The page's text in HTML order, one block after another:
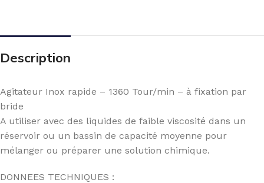
Description
Agitateur Inox rapide – 1360 Tour/min – à fixation par
bride
A utiliser avec des liquides de faible viscosité dans un
réservoir ou un bassin de capacité moyenne pour
mélanger ou préparer une solution chimique.
DONNEES TECHNIQUES :